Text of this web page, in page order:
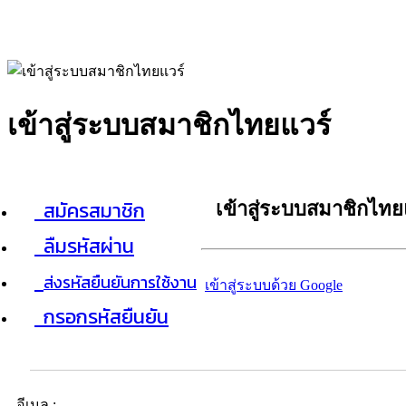
เข้าสู่ระบบสมาชิกไทยแวร์
สมัครสมาชิก
ลืมรหัสผ่าน
ส่งรหัสยืนยันการใช้งาน
กรอกรหัสยืนยัน
เข้าสู่ระบบสมาชิกไท
เข้าสู่ระบบด้วย Google